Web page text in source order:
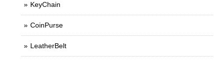
KeyChain
CoinPurse
LeatherBelt